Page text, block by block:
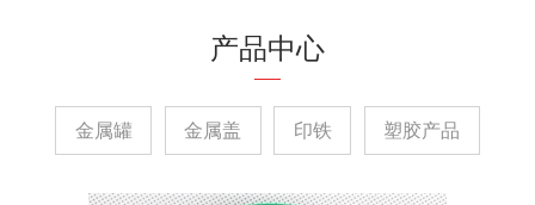
产品中心
金属罐 金属盖 印铁 塑胶产品